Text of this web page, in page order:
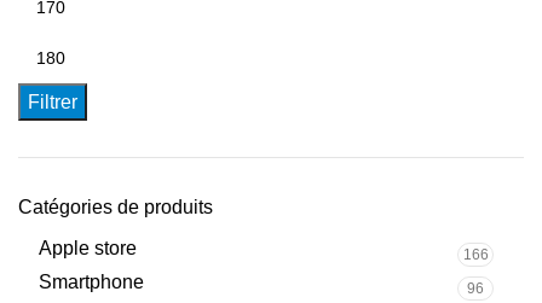
Filtrer
Catégories de produits
Apple store
166
Smartphone 96